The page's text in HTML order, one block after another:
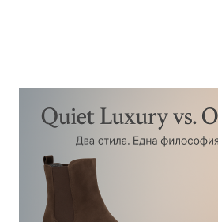
.........